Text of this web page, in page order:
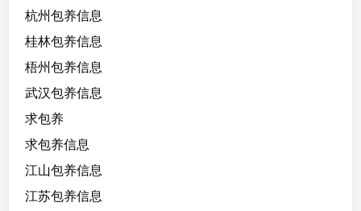
杭州包养信息
桂林包养信息
梧州包养信息
武汉包养信息
求包养
求包养信息
江山包养信息
江苏包养信息